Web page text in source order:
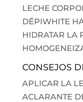
LECHE
DÉPIWHITE
HIDRATAR LA
CONSEJOS
APLICAR LA
ACLARANTE